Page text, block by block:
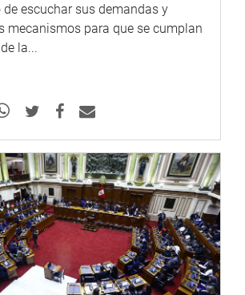
de escuchar sus demandas y
mecanismos para que se cumplan
la...